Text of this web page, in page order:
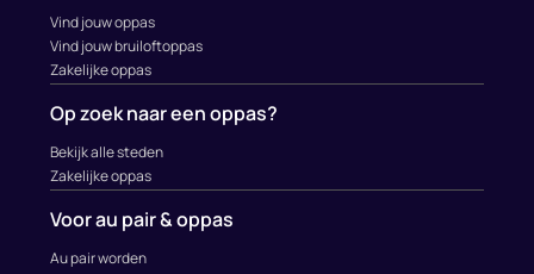
Vind jouw oppas
Vind jouw bruiloftoppas
Zakelijke oppas
Op zoek naar een oppas?
Bekijk alle steden
Zakelijke oppas
Voor au pair & oppas
Au pair worden